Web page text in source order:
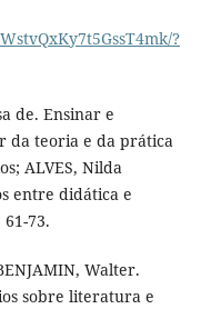
?
de. Ensinar e
da teoria e da prática
ALVES, Nilda
entre didática e
73.
Walter.
sobre literatura e